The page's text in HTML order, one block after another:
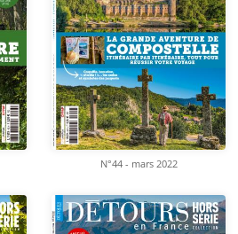
N°44 - mars 2022